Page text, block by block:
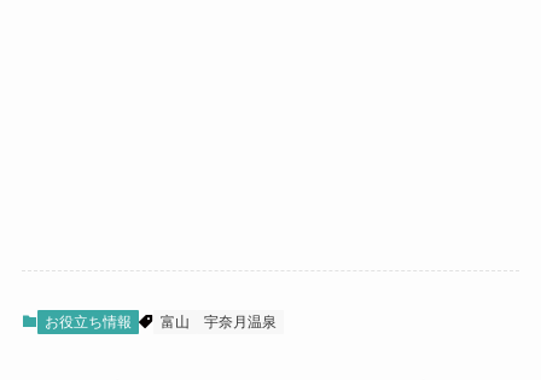
お役立ち情報 富山 宇奈月温泉